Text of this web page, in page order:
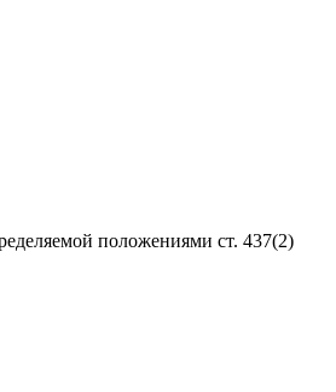
положениями ст. 437(2)